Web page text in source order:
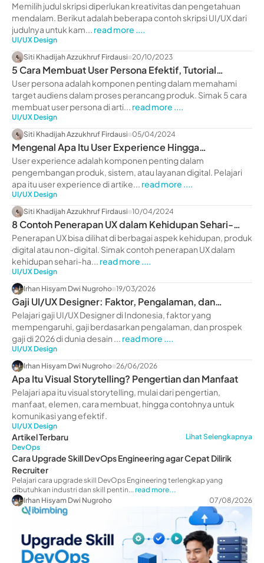
Menarik
Memilih judul skripsi diperlukan kreativitas dan pengetahuan
mendalam. Berikut adalah beberapa contoh skripsi UI/UX dari
judulnya untuk kam... read more ....
UI/UX Design
Siti Khadijah Azzukhruf Firdausi 20/10/2023
5 Cara Membuat User Persona Efektif, Tutorial
Terlengkap!
User persona adalah komponen penting dalam memahami
target audiens dalam proses perancang produk. Simak 5 cara
membuat user persona di arti... read more ....
UI/UX Design
Siti Khadijah Azzukhruf Firdausi 05/04/2024
Mengenal Apa Itu User Experience Hingga
Contohnya, Yuk Liat!
User experience adalah komponen penting dalam
pengembangan produk, sistem, atau layanan digital. Pelajari
apa itu user experience di artike... read more ....
UI/UX Design
Siti Khadijah Azzukhruf Firdausi 10/04/2024
8 Contoh Penerapan UX dalam Kehidupan Sehari-
Hari, Yuk Liat!
Penerapan UX bisa dilihat di berbagai aspek kehidupan, produk
digital atau non-digital. Simak contoh penerapan UX dalam
kehidupan sehari-ha... read more ....
UI/UX Design
Irhan Hisyam Dwi Nugroho 19/03/2026
Gaji UI/UX Designer: Faktor, Pengalaman, dan
Prospek 2026
Pelajari gaji UI/UX Designer di Indonesia, faktor yang
mempengaruhi, gaji berdasarkan pengalaman, dan prospek
gaji di 2026 di dunia desain ... read more ....
UI/UX Design
Irhan Hisyam Dwi Nugroho 26/06/2026
Apa Itu Visual Storytelling? Pengertian dan Manfaat
Pelajari apa itu visual storytelling, mulai dari pengertian,
manfaat, elemen, cara membuat, hingga contohnya untuk
komunikasi yang efektif.
UI/UX Design
Artikel Terbaru
Lihat Selengkapnya
DevOps
Cara Upgrade Skill DevOps Engineering agar Cepat Dilirik
Recruiter
Pelajari cara upgrade skill DevOps Engineering terlengkap yang
dibutuhkan industri dan skill pentin...read more...
Irhan Hisyam Dwi Nugroho
07/08/2026